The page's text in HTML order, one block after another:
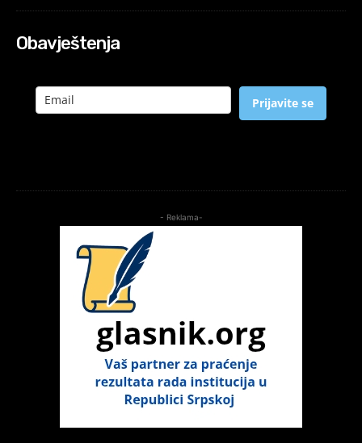
Obavještenja
Prijavite se
- Reklama-